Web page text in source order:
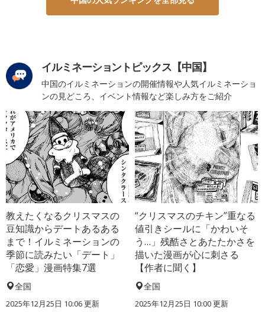
イルミネーショントピックス【中国】
中国のイルミネーションの開催情報や人気イルミネーショ
ンの見どころ、イベント情報など楽しみ方をご紹介
教えたくなるクリスマスの
豆知識からデートあるある
まで！イルミネーションの
季節に読みたい「デート」
「恋愛」漫画特集7選
全国
2025年12月25日 10:06 更新
“クリスマスのチキン”重なる
値引きシールに「かわいそ
う…」残酷さとあたたかさを
描いた漫画が心に刺さる
【作者に聞く】
全国
2025年12月25日 10:00 更新